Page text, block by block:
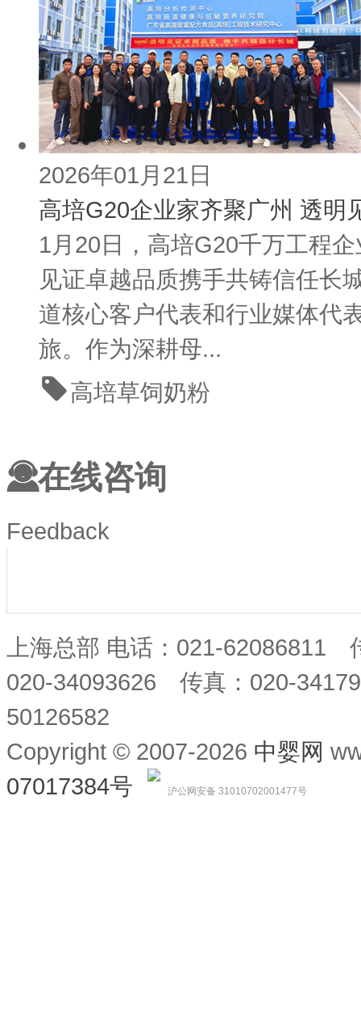
2026年01月21日
高培G20企业家齐聚广州 透明
1月20日，高培G20千万工程
见证卓越品质携手共铸信任长
道核心客户代表和行业媒体代
旅。作为深耕母...
高培草饲奶粉
在线咨询
Feedback
上海总部 电话：021-
020-34093626 传真：020-
50126582
Copyright © 2007-2026 中婴网
07017384号
沪公网安备 31010702001477号